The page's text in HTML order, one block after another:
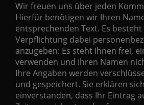
Wir freuen uns über jeden
Hierfür benötigen wir Ihren
entsprechenden Text. Es
Verpflichtung dabei
anzugeben: Es steht Ihnen frei,
verwenden und Ihren Namen
Ihre Angaben werden
und gespeichert. Sie erklären
einverstanden, dass Ihr Eintrag